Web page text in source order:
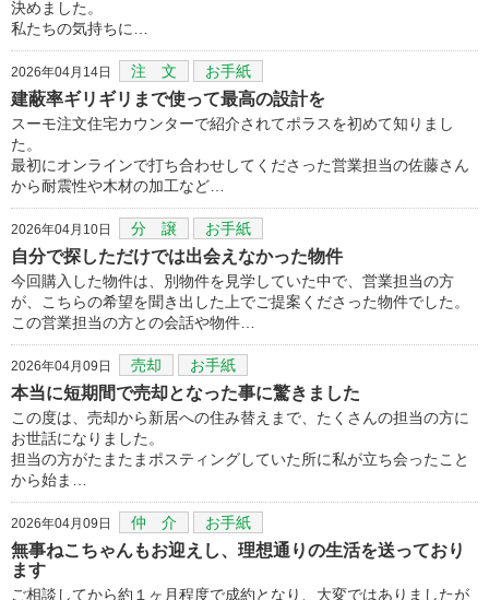
決めました。
私たちの気持ちに…
2026年04月14日 注 文 お手紙
建蔽率ギリギリまで使って最高の設計を
スーモ注文住宅カウンターで紹介されてポラスを初めて知りまし
た。
最初にオンラインで打ち合わせしてくださった営業担当の佐藤さん
から耐震性や木材の加工など…
2026年04月10日 分 譲 お手紙
自分で探しただけでは出会えなかった物件
今回購入した物件は、別物件を見学していた中で、営業担当の方
が、こちらの希望を聞き出した上でご提案くださった物件でした。
この営業担当の方との会話や物件…
2026年04月09日 売却 お手紙
本当に短期間で売却となった事に驚きました
この度は、売却から新居への住み替えまで、たくさんの担当の方に
お世話になりました。
担当の方がたまたまポスティングしていた所に私が立ち会ったこと
から始ま…
2026年04月09日 仲 介 お手紙
無事ねこちゃんもお迎えし、理想通りの生活を送っており
ます
ご相談してから約１ヶ月程度で成約となり、大変ではありましたが